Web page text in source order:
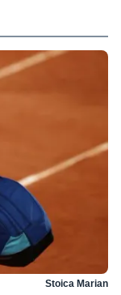
Stoica Marian